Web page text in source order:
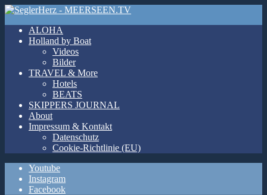
ALOHA
Holland by Boat
Videos
Bilder
TRAVEL & More
Hotels
BEATS
SKIPPERS JOURNAL
About
Impressum & Kontakt
Datenschutz
Cookie-Richtlinie (EU)
Youtube
Instagram
Facebook